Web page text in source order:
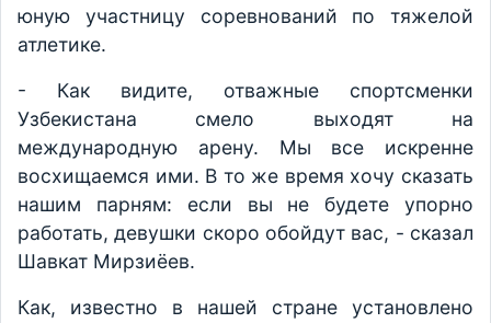
юную участницу соревнований по тяжелой
атлетике.
- Как видите, отважные спортсменки
Узбекистана смело выходят на
международную арену. Мы все искренне
восхищаемся ими. В то же время хочу сказать
нашим парням: если вы не будете упорно
работать, девушки скоро обойдут вас, - сказал
Шавкат Мирзиёев.
Как, известно в нашей стране установлено